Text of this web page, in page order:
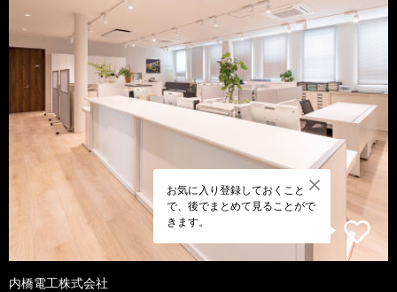
お気に入り登録しておくこと
で、後でまとめて見ることがで
きます。
内橋電工株式会社